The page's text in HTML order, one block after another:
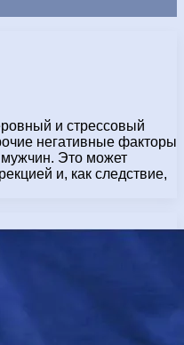
и стрессовый
негативные факторы
мужчин. Это может
и, как следствие,